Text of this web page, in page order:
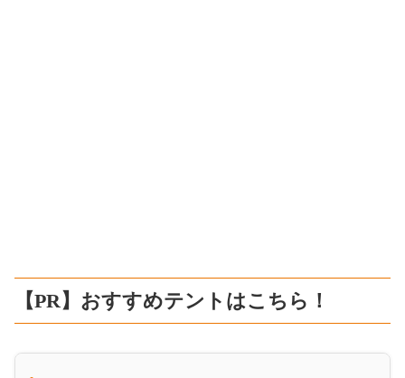
【PR】おすすめテントはこちら！